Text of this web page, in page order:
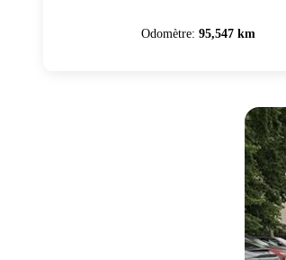
Odomètre:95,547 km